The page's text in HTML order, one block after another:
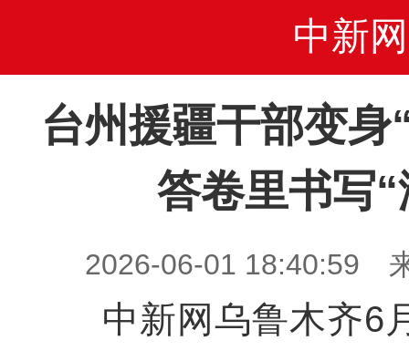
中新网
台州援疆干部变身
答卷里书写
2026-06-01 18:40:59
中新网乌鲁木齐6